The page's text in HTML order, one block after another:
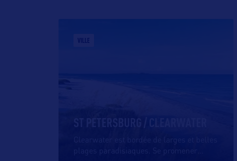
VILLE
plages paradisiaques. Se promener